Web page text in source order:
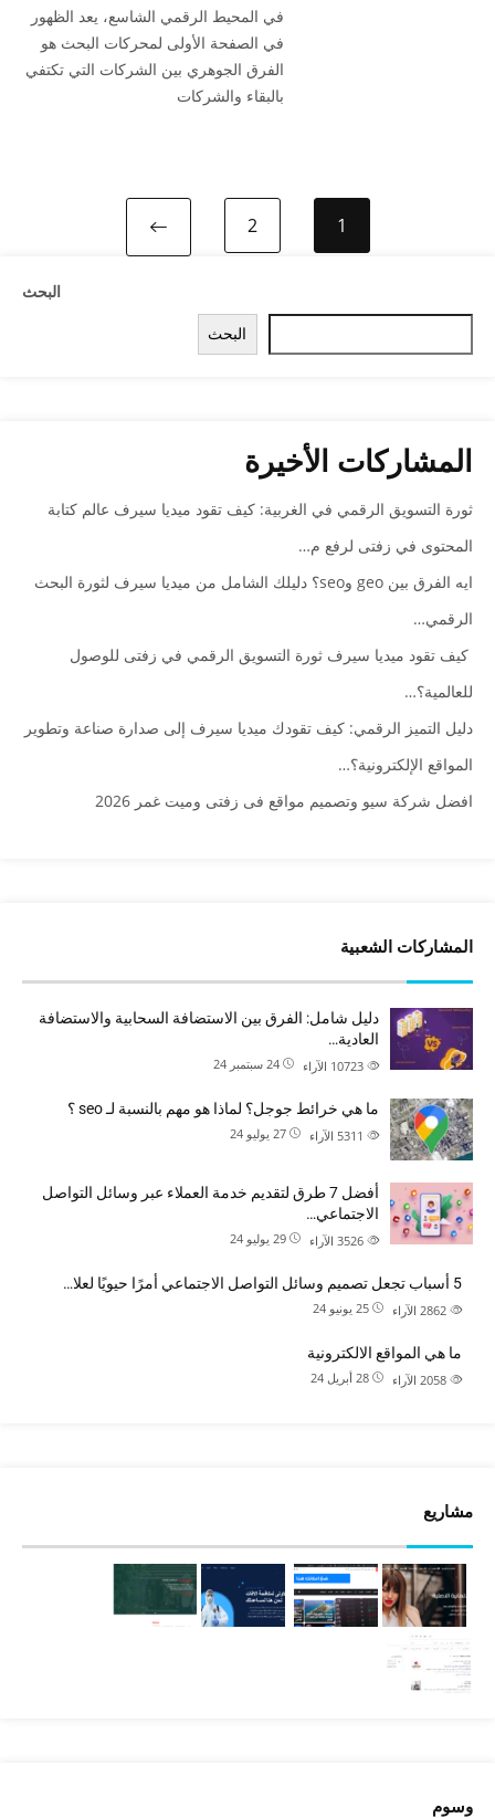
في المحيط الرقمي الشاسع، يعد الظهور
في الصفحة الأولى لمحركات البحث هو
الفرق الجوهري بين الشركات التي تكتفي
بالبقاء والشركات
1
2
البحث
البحث
المشاركات الأخيرة
ثورة التسويق الرقمي في الغربية: كيف تقود ميديا سيرف عالم كتابة
المحتوى في زفتى لرفع م…
ايه الفرق بين geo وseo؟ دليلك الشامل من ميديا سيرف لثورة البحث
الرقمي…
كيف تقود ميديا سيرف ثورة التسويق الرقمي في زفتى للوصول
للعالمية؟…
دليل التميز الرقمي: كيف تقودك ميديا سيرف إلى صدارة صناعة وتطوير
المواقع الإلكترونية؟…
افضل شركة سيو وتصميم مواقع فى زفتى وميت غمر 2026
المشاركات الشعبية
دليل شامل: الفرق بين الاستضافة السحابية والاستضافة
العادية…
24 سبتمبر 24 الآراء
ما هي خرائط جوجل؟ لماذا هو مهم بالنسبة لـ seo ؟
27 يوليو 24 الآراء
أفضل 7 طرق لتقديم خدمة العملاء عبر وسائل التواصل
الاجتماعي…
29 يوليو 24 الآراء
5 أسباب تجعل تصميم وسائل التواصل الاجتماعي أمرًا حيويًا لعلا…
25 يونيو 24 الآراء
ما هي المواقع الالكترونية
28 أبريل 24 الآراء
مشاريع
وسوم